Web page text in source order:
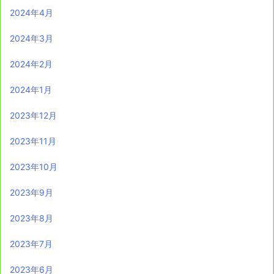
2024年4月
2024年3月
2024年2月
2024年1月
2023年12月
2023年11月
2023年10月
2023年9月
2023年8月
2023年7月
2023年6月